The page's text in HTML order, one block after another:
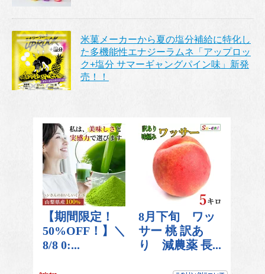
米菓メーカーから夏の塩分補給に特化し
た多機能性エナジーラムネ「アップロッ
ク+塩分 サマーギャングパイン味」新発
売！！